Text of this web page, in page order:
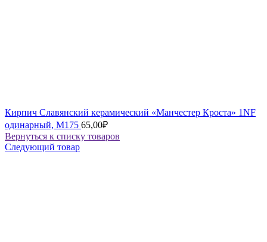
Кирпич Славянский керамический «Манчестер Кроста» 1NF
одинарный, М175 65,00₽
Вернуться к списку товаров
Следующий товар